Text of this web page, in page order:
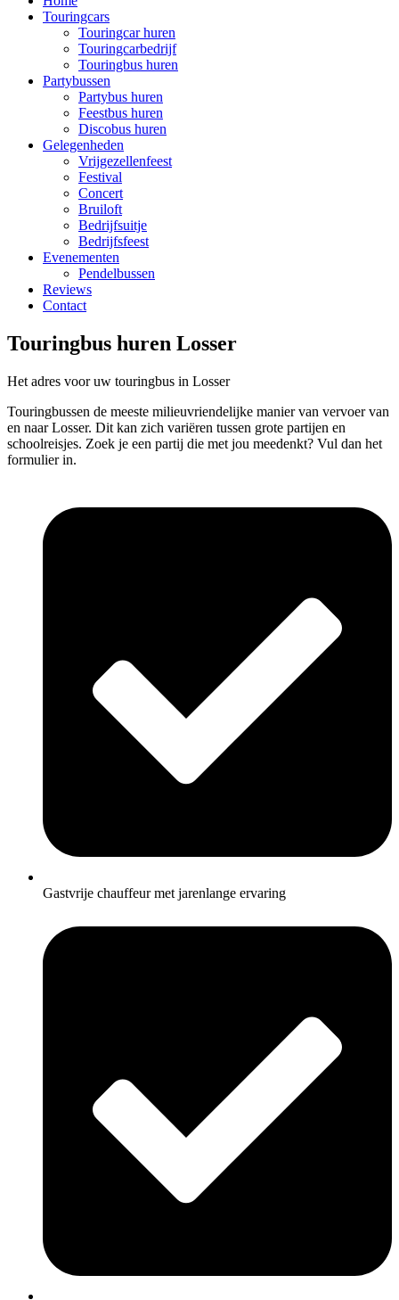
Touringcars
Touringcar huren
Touringcarbedrijf
Touringbus huren
Partybussen
Partybus huren
Feestbus huren
Discobus huren
Gelegenheden
Vrijgezellenfeest
Festival
Concert
Bruiloft
Bedrijfsuitje
Bedrijfsfeest
Evenementen
Pendelbussen
Reviews
Contact
Touringbus huren Losser
Het adres voor uw touringbus in Losser
Touringbussen de meeste milieuvriendelijke manier van vervoer van
en naar Losser. Dit kan zich variëren tussen grote partijen en
schoolreisjes. Zoek je een partij die met jou meedenkt? Vul dan het
formulier in.
Gastvrije chauffeur met jarenlange ervaring